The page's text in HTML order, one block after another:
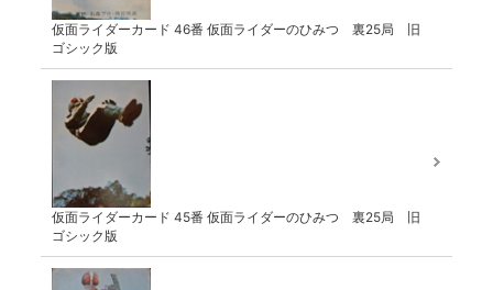
仮面ライダーカード 46番 仮面ライダーのひみつ 裏25局 旧
ゴシック版
仮面ライダーカード 45番 仮面ライダーのひみつ 裏25局 旧
ゴシック版